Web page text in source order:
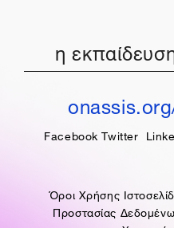
η
Facebook Twitter
Όροι Χρήσης
Προστασίας